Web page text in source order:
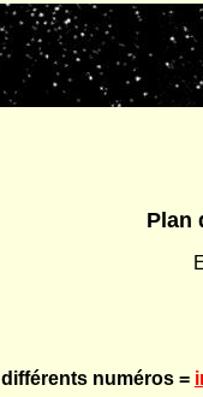
Plan
différents numéros =